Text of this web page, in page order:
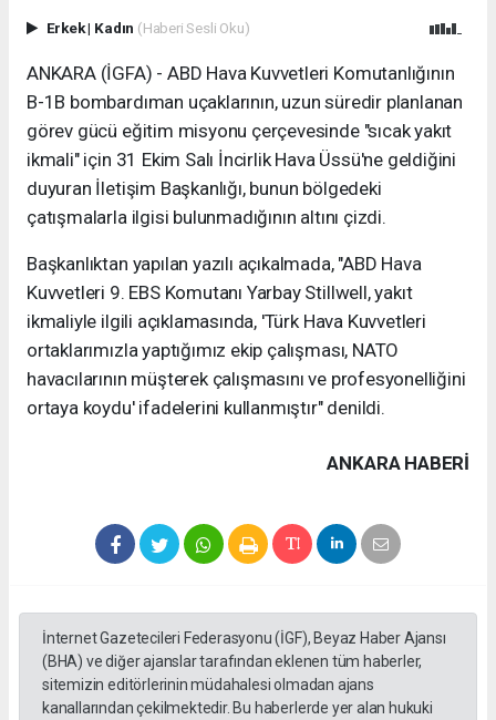
Erkek| Kadın (Haberi Sesli Oku)
ANKARA (İGFA) - ABD Hava Kuvvetleri Komutanlığının
B-1B bombardıman uçaklarının, uzun süredir planlanan
görev gücü eğitim misyonu çerçevesinde "sıcak yakıt
ikmali" için 31 Ekim Salı İncirlik Hava Üssü'ne geldiğini
duyuran İletişim Başkanlığı, bunun bölgedeki
çatışmalarla ilgisi bulunmadığının altını çizdi.
Başkanlıktan yapılan yazılı açıkalmada, "ABD Hava
Kuvvetleri 9. EBS Komutanı Yarbay Stillwell, yakıt
ikmaliyle ilgili açıklamasında, 'Türk Hava Kuvvetleri
ortaklarımızla yaptığımız ekip çalışması, NATO
havacılarının müşterek çalışmasını ve profesyonelliğini
ortaya koydu' ifadelerini kullanmıştır" denildi.
ANKARA HABERİ
İnternet Gazetecileri Federasyonu (İGF), Beyaz Haber Ajansı
(BHA) ve diğer ajanslar tarafından eklenen tüm haberler,
sitemizin editörlerinin müdahalesi olmadan ajans
kanallarından çekilmektedir. Bu haberlerde yer alan hukuki